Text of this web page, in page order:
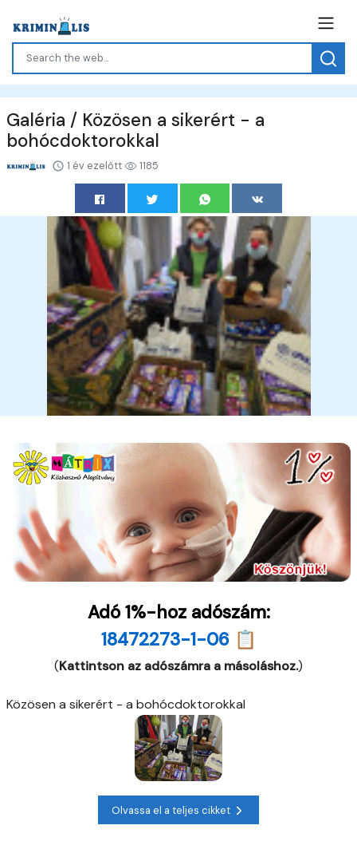
Galéria / Közösen a sikerért - a
bohócdoktorokkal
1 év ezelőtt 1185
Adó 1%-hoz adószám:
18472273-1-06 📋
(Kattintson az adószámra a másoláshoz.)
Közösen a sikerért - a bohócdoktorokkal
Olvassa el a teljes cikket